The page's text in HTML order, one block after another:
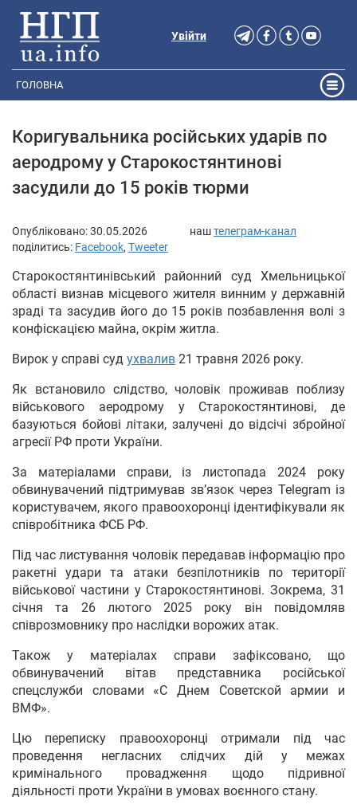
Увійти
ГОЛОВНА
Коригувальника російських ударів по
аеродрому у Старокостянтинові
засудили до 15 років тюрми
Опубліковано:30.05.2026 наштелеграм-канал
поділитись: Facebook, Tweeter
Старокостянтинівський районний суд Хмельницької
області визнав місцевого жителя винним у державній
зраді та засудив його до 15 років позбавлення волі з
конфіскацією майна, окрім житла.
Вирок у справі суд ухвалив 21 травня 2026 року.
Як встановило слідство, чоловік проживав поблизу
військового аеродрому у Старокостянтинові, де
базуються бойові літаки, залучені до відсічі збройної
агресії РФ проти України.
За матеріалами справи, із листопада 2024 року
обвинувачений підтримував зв’язок через Telegram із
користувачем, якого правоохоронці ідентифікували як
співробітника ФСБ РФ.
Під час листування чоловік передавав інформацію про
ракетні удари та атаки безпілотників по території
військової частини у Старокостянтинові. Зокрема, 31
січня та 26 лютого 2025 року він повідомляв
співрозмовнику про наслідки ворожих атак.
Також у матеріалах справи зафіксовано, що
обвинувачений вітав представника російської
спецслужби словами «С Днем Советской армии и
ВМФ».
Цю переписку правоохоронці отримали під час
проведення негласних слідчих дій у межах
кримінального провадження щодо підривної
діяльності проти України в умовах воєнного стану.